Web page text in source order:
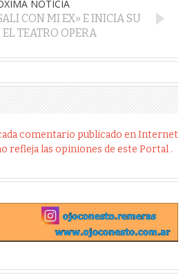
NOTÍCIA
CON MI EX» E INICIA SU
TEATRO OPERA
comentario publicado en Internet
refleja las opiniones de este Portal .